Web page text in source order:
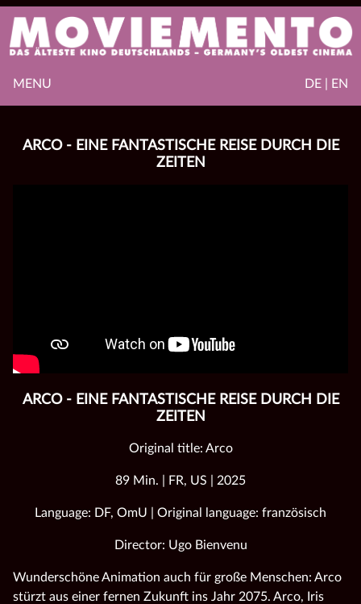
DE | EN
MENU
ARCO - EINE FANTASTISCHE REISE DURCH DIE
ZEITEN
ARCO - EINE FANTASTISCHE REISE DURCH DIE
ZEITEN
Original title: Arco
89 Min. | FR, US | 2025
Language: DF, OmU | Original language: französisch
Director: Ugo Bienvenu
Wunderschöne Animation auch für große Menschen: Arco
stürzt aus einer fernen Zukunft ins Jahr 2075. Arco, Iris